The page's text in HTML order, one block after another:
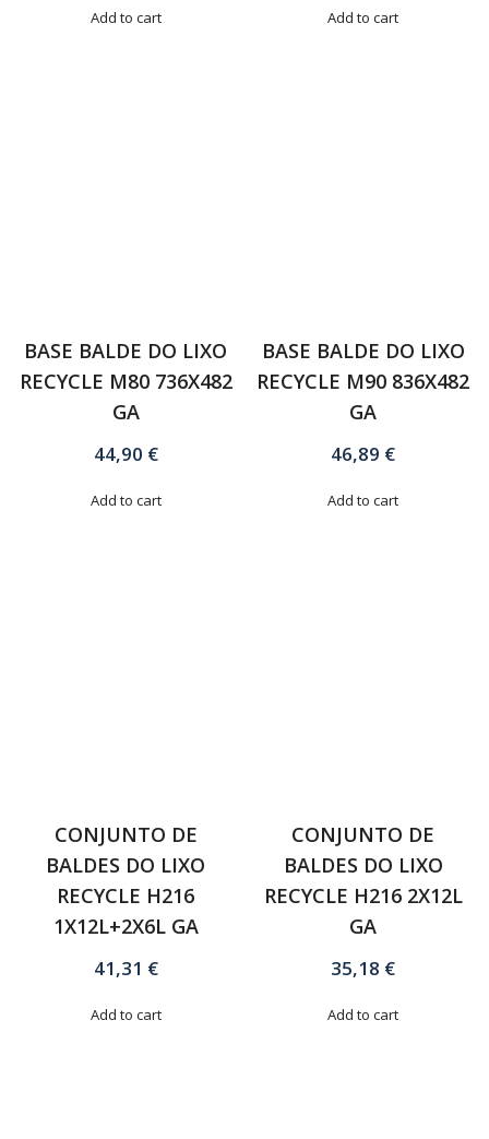
Add to cart Add to cart
BASE BALDE DO LIXO
RECYCLE M80 736X482
GA
44,90 €
Add to cart
BASE BALDE DO LIXO
RECYCLE M90 836X482
GA
46,89 €
Add to cart
CONJUNTO DE
BALDES DO LIXO
RECYCLE H216
1X12L+2X6L GA
41,31 €
Add to cart
CONJUNTO DE
BALDES DO LIXO
RECYCLE H216 2X12L
GA
35,18 €
Add to cart